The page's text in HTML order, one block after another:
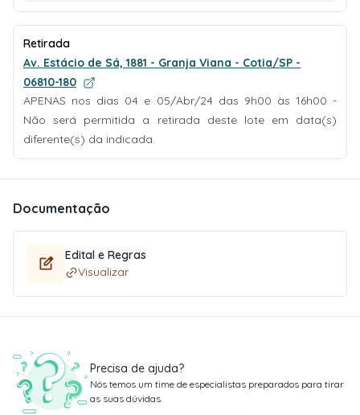
Retirada
Av. Estácio de Sá, 1881 - Granja Viana - Cotia/SP -
06810-180
APENAS nos dias 04 e 05/Abr/24 das 9h00 às 16h00 -
Não será permitida a retirada deste lote em data(s)
diferente(s) da indicada.
Documentação
Edital e Regras
Visualizar
Precisa de ajuda?
Nós temos um time de especialistas preparados para tirar
as suas dúvidas.